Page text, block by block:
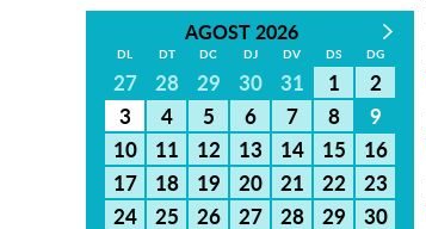
AGOST 2026
DL DT DC DJ DV DS DG
27 28 29 30 31 1
2
3
4 5 6 7 8
9
10
11 12 13 14 15
16
17
18 19 20 21 22
23
24
25 26 27 28 29
30